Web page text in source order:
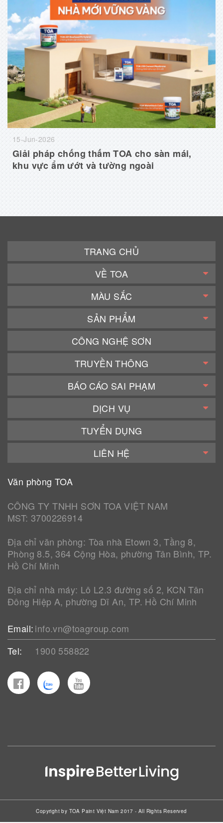
15-Jun-2026
Giải pháp chống thấm TOA cho sàn mái,
khu vực ẩm ướt và tường ngoài
TRANG CHỦ
VỀ TOA
MÀU SẮC
SẢN PHẨM
CÔNG NGHỆ SƠN
TRUYỀN THÔNG
BÁO CÁO SAI PHẠM
DỊCH VỤ
TUYỂN DỤNG
LIÊN HỆ
Văn phòng TOA
CÔNG TY TNHH SƠN TOA VIỆT NAM
MST: 3700226914
Địa chỉ văn phòng: Tòa nhà Etown 3, Tầng 8,
Phòng 8.5, 364 Cộng Hòa, phường Tân Bình, TP.
Hồ Chí Minh
Địa chỉ nhà máy: Lô L2.3 đường số 2, KCN Tân
Đông Hiệp A, phường Dĩ An, TP. Hồ Chí Minh
Email:info.vn@toagroup.com
Tel:
1900 558822
Copyright by TOA Paint Việt Nam 2017 - All Rights Reserved